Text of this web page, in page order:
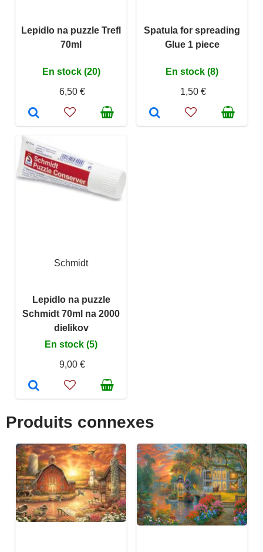
Lepidlo na puzzle Trefl
70ml
En stock (20)
6,50 €
Spatula for spreading
Glue 1 piece
En stock (8)
1,50 €
Schmidt
Lepidlo na puzzle
Schmidt 70ml na 2000
dielikov
En stock (5)
9,00 €
Produits connexes